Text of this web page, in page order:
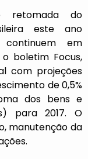
retomada do
este ano
em
boletim Focus,
com projeções
de 0,5%
dos bens e
para 2017. O
manutenção da